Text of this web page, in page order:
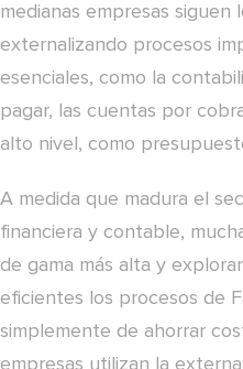
medianas empresas siguen
externalizando procesos
esenciales, como la
pagar, las cuentas por
alto nivel, como
A medida que madura el
financiera y contable,
de gama más alta y
eficientes los procesos de
simplemente de ahorrar
empresas utilizan la